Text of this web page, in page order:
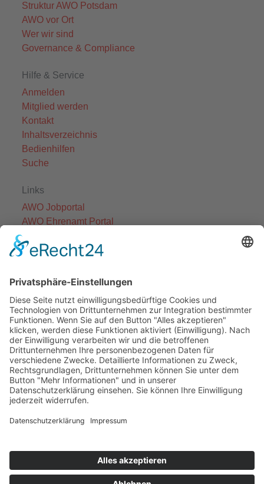
Struktur AWO Potsdam
AWO vor Ort
Wer wir sind
Governance & Compliance
Hilfe & Service
Anmelden
Mitglied werden
Kontakt
Inhaltsverzeichnis
Bedienhilfen
Suche
Links
AWO Jobportal
AWO Ehrenamt Portal
AWO Schulgesundheitsfachkräfte
AWO Bundesverband
AWO Pflegeberatung
AWO Kulturhaus Babelsberg
Arbeit mit Behinderung
AWO Büro Kindermut
Kulturland Brandenburg
AWO Selbsthilfe
AWO eLearning
Kultur für JEDEN
AWO 1plus9
Dachverband Freie Suchtselbsthilfe
© 1990 - 2026 Arbeiterwohlfahrt Bezirksverband
Potsdam e. V.